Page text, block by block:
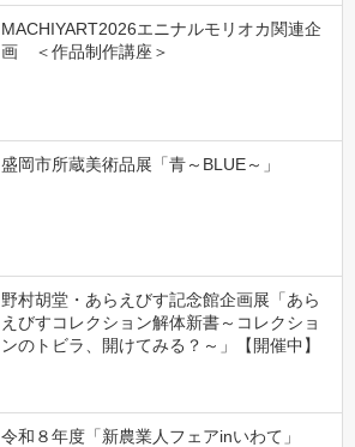
MACHIYART2026エニナルモリオカ関連企
画 ＜作品制作講座＞
盛岡市所蔵美術品展「青～BLUE～」
野村胡堂・あらえびす記念館企画展「あら
えびすコレクション解体新書～コレクショ
ンのトビラ、開けてみる？～」【開催中】
令和８年度「新農業人フェアinいわて」